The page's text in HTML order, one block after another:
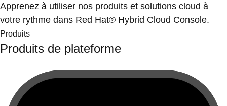
Apprenez à utiliser nos produits et solutions cloud à
votre rythme dans Red Hat® Hybrid Cloud Console.
Produits
Produits de plateforme